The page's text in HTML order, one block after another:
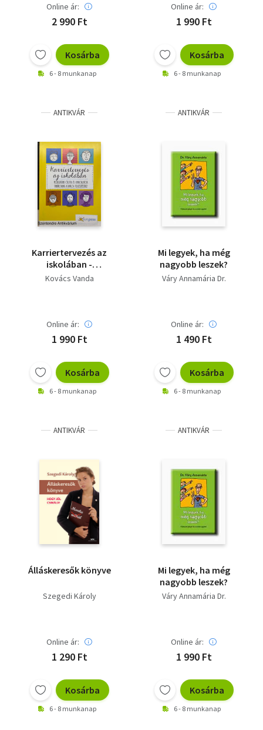
Online ár:
2 990 Ft
Kosárba
6 - 8 munkanap
Online ár:
1 990 Ft
Kosárba
6 - 8 munkanap
ANTIKVÁR
Karriertervezés az
iskolában -
Módszertani ötletek és
Kovács Vanda
Online ár:
1 990 Ft
Kosárba
6 - 8 munkanap
ANTIKVÁR
Mi legyek, ha még
nagyobb leszek?
Váry Annamária Dr.
Online ár:
1 490 Ft
Kosárba
6 - 8 munkanap
ANTIKVÁR
Álláskeresők könyve
Szegedi Károly
Online ár:
1 290 Ft
Kosárba
6 - 8 munkanap
ANTIKVÁR
Mi legyek, ha még
nagyobb leszek?
Váry Annamária Dr.
Online ár:
1 990 Ft
Kosárba
6 - 8 munkanap